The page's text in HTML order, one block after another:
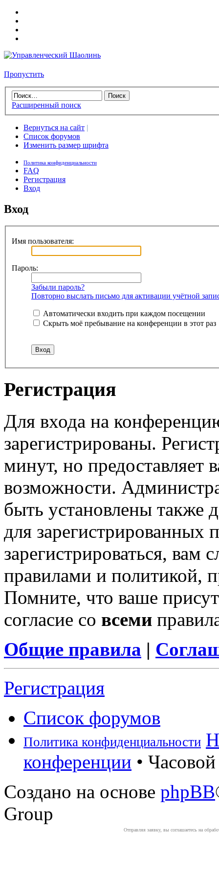
Пропустить
Расширенный поиск
Вернуться на сайт |
Список форумов
Изменить размер шрифта
Политика конфиденциальности
FAQ
Регистрация
Вход
Вход
Имя пользователя:
Пароль:
Забыли пароль?
Повторно выслать письмо для активации учётной
Автоматически входить при каждом посещении
Скрыть моё пребывание на конференции в этот раз
Регистрация
Для входа на
зарегистрированы.
минут, но предоставляет
возможности.
быть установлены также
для зарегистрированных
зарегистрироваться, вам
правилами и политикой,
Помните, что ваше
согласие со всеми
Общие правила |
Регистрация
Список форумов
Политика конфиденциальности
конференции •
Создано на основе phpBB
Group
Отправляя заявку, вы соглашаетесь на